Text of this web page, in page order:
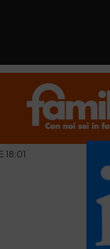
18:01